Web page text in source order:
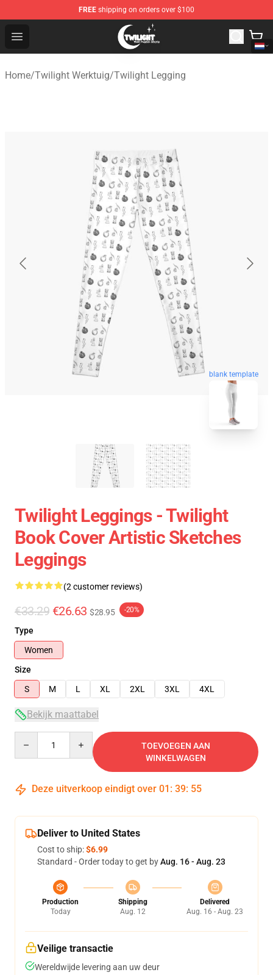
FREE shipping on orders over $100
Open menu
Twilight Store - Official Twilight Merchandise Shop
Home/Twilight Werktuig/Twilight Legging
blank template
Twilight Leggings - Twilight
Book Cover Artistic Sketches
Leggings
(2 customer reviews)
€33.29 €26.63 $28.95 -20%
Type
Women
Size
S
M L XL 2XL 3XL 4XL
Bekijk maattabel
TOEVOEGEN AAN
WINKELWAGEN
Deze uitverkoop eindigt over 01 : 39: 54
Deliver to United States
Cost to ship:$6.99
Standard - Order today to get byAug. 16 - Aug. 23
Production
Today
Shipping
Aug. 12
Delivered
Aug. 16 - Aug. 23
Veilige transactie
Wereldwijde levering aan uw deur